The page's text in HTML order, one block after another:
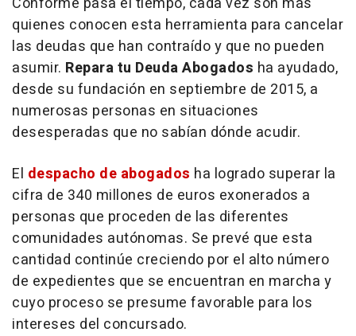
quienes conocen esta herramienta para cancelar
las deudas que han contraído y que no pueden
asumir. Repara tu Deuda Abogados ha ayudado,
desde su fundación en septiembre de 2015, a
numerosas personas en situaciones
desesperadas que no sabían dónde acudir.
El despacho de abogados ha logrado superar la
cifra de 340 millones de euros exonerados a
personas que proceden de las diferentes
comunidades autónomas. Se prevé que esta
cantidad continúe creciendo por el alto número
de expedientes que se encuentran en marcha y
cuyo proceso se presume favorable para los
intereses del concursado.